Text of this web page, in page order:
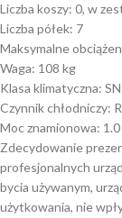
Liczba koszy: 0, w
Liczba półek: 7
Maksymalne
Waga: 108 kg
Klasa klimatyczna:
Czynnik chłodniczy:
Moc znamionowa:
Zdecydowanie
profesjonalnych
bycia używanym,
użytkowania, nie